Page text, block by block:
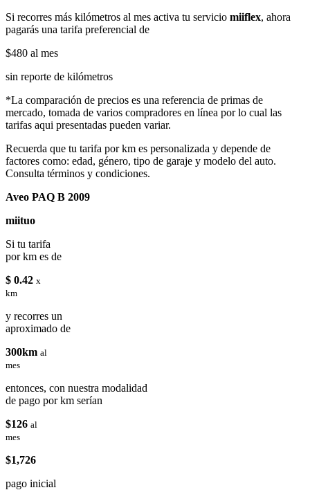
Si recorres más kilómetros al mes activa tu servicio miiflex, ahora
pagarás una tarifa preferencial de
$480 al mes
sin reporte de kilómetros
*La comparación de precios es una referencia de primas de
mercado, tomada de varios compradores en línea por lo cual las
tarifas aqui presentadas pueden variar.
Recuerda que tu tarifa por km es personalizada y depende de
factores como: edad, género, tipo de garaje y modelo del auto.
Consulta términos y condiciones.
Aveo PAQ B 2009
miituo
Si tu tarifa
por km es de
$ 0.42 x
km
y recorres un
aproximado de
300km al
mes
entonces, con nuestra modalidad
de pago por km serían
$126 al
mes
$1,726
pago inicial